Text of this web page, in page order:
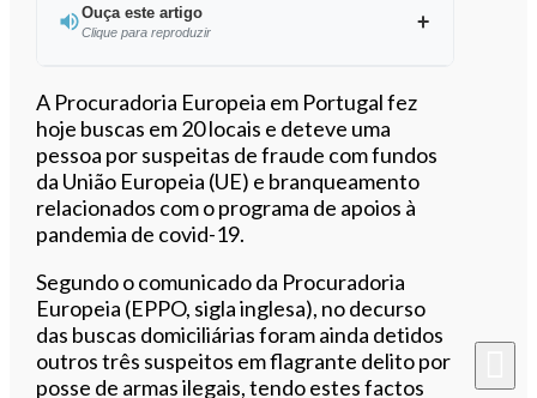
Ouça este artigo
Clique para reproduzir
Ouvir este artigo
A Procuradoria Europeia em Portugal fez
hoje buscas em 20 locais e deteve uma
pessoa por suspeitas de fraude com fundos
da União Europeia (UE) e branqueamento
relacionados com o programa de apoios à
pandemia de covid-19.
Segundo o comunicado da Procuradoria
Europeia (EPPO, sigla inglesa), no decurso
das buscas domiciliárias foram ainda detidos
outros três suspeitos em flagrante delito por
posse de armas ilegais, tendo estes factos